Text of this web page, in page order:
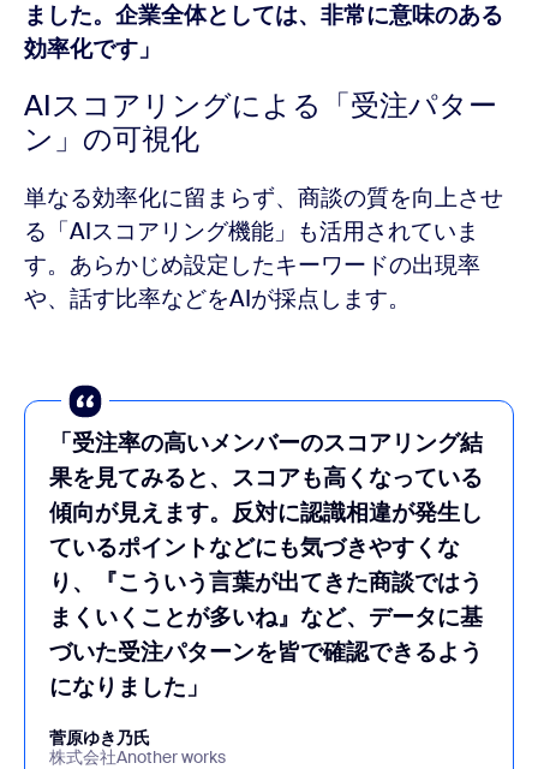
ました。企業全体としては、非常に意味のある
効率化です」
AIスコアリングによる「受注パター
ン」の可視化
単なる効率化に留まらず、商談の質を向上させ
る「AIスコアリング機能」も活用されていま
す。あらかじめ設定したキーワードの出現率
や、話す比率などをAIが採点します。
「受注率の高いメンバーのスコアリング結
果を見てみると、スコアも高くなっている
傾向が見えます。反対に認識相違が発生し
ているポイントなどにも気づきやすくな
り、『こういう言葉が出てきた商談ではう
まくいくことが多いね』など、データに基
づいた受注パターンを皆で確認できるよう
になりました」
菅原ゆき乃氏
株式会社Another works